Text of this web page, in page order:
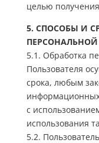
целью
5. СПОСОБЫ И
5.1. Обработка
Пользователя
срока, любым
с
использования
5.2.